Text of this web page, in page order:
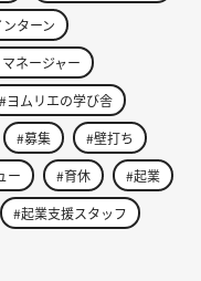
ターン
ネージャー
#ヨムリエの学び舎
#募集
#壁打ち
ー #育休
#起業
#起業支援スタッフ